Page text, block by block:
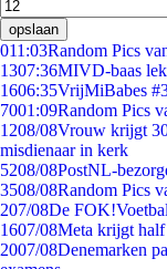
opslaan
011:03Random Pics
1307:36MIVD-baas
1606:35VrijMiBabes
7001:09Random Pics
1208/08Vrouw krijgt
misdienaar in kerk
5208/08PostNL-
3508/08Random Pics
207/08De
1607/08Meta krijgt half
2007/08Denemarken